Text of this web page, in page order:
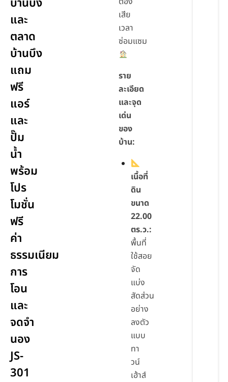
และ
ตลาด
บ้านบึง
แถม
ฟรี
แอร์
และ
ปั๊ม
น้ำ
พร้อม
โปร
โมชั่น
ฟรี
ค่า
ธรรมเนียม
การ
โอน
และ
จดจำ
นอง
JS-
301
เสีย
เวลา
ซ่อมแซม
ราย
ละเอียด
และจุด
เด่น
ของ
บ้าน:
เนื้อที่
ดิน
ขนาด
22.00
ตร.ว.:
พื้นที่
ใช้สอย
จัด
แบ่ง
สัดส่วน
อย่าง
ลงตัว
แบบ
ทา
วน์
เฮ้าส์